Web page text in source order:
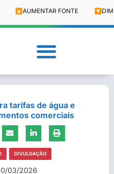
🔼 AUMENTAR FONTE 🔽
tarifas de água e
comerciais
DIVULGAÇÃO
03/2026